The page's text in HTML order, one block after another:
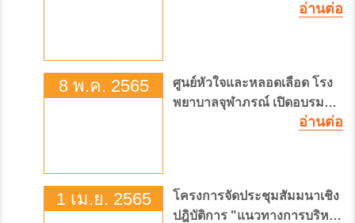
น้อย อย่าปล่อยผ่าน สัญญาณ
อ่านต่อ
8 พ.ค. 2565
ศูนย์หัวใจและหลอดเลือด โรง
พยาบาลจุฬาภรณ์ เปิดอบรม
อ่านต่อ
1 เม.ย. 2565
โครงการจัดประชุมสัมมนาเชิง
ปฎิบัติการ "แนวทางการบริหาร